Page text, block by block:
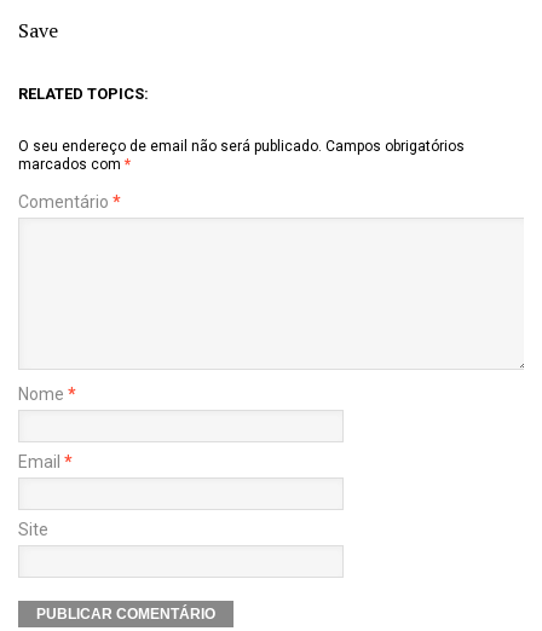
Save
RELATED TOPICS:
O seu endereço de email não será publicado. Campos obrigatórios
marcados com *
Comentário *
Nome *
Email *
Site